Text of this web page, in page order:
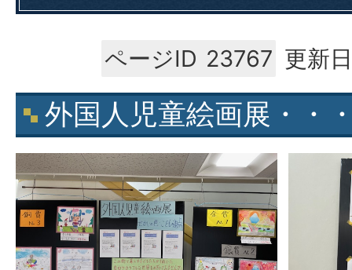
ページID 23767 更新
外国人児童絵画展・・